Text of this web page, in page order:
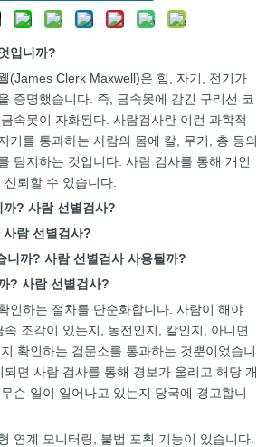
입니까?
(James Clerk Maxwell)은 힘, 자기, 전기가
증명했습니다. 즉, 금속못에 감긴 구리선 코
속못이 자화된다. 사람검사란 이런 과학적
기를 통과하는 사람의 몸에 칼, 무기, 총 등의
탐지하는 것입니다. 사람 검사를 통해 개인
뢰할 수 있습니다.
까? 사람 선별검사?
사람 선별검사?
니까? 사람 선별검사사용될까?
? 사람 선별검사?
인하는 절차를 단순화합니다. 사람이 해야
조각이 있는지, 동전인지, 칼인지, 아니면
확인하는 검문소를 통과하는 것뿐이었습니
면 사람 검사를 통해 경보가 울리고 해당 개
슨 일이 일어나고 있는지 당국에 경고합니
연계 모니터링, 불법 포획 기능이 있습니다.